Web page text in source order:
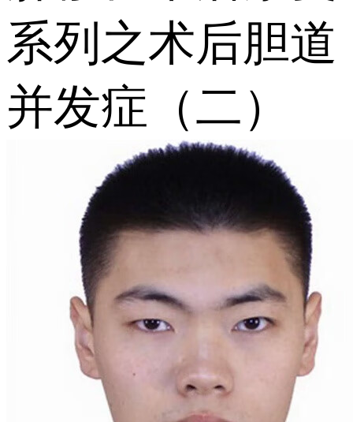
系列之术后胆道
并发症（二）